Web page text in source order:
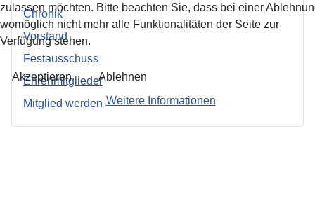
Chronik
Vorstand
Festausschuss
Ehrenmitglieder
Mitglied werden
zulassen möchten. Bitte beachten Sie, dass bei einer
womöglich nicht mehr alle Funktionalitäten der Seite zur
Verfügung stehen.
Akzeptieren Ablehnen
Weitere Informationen